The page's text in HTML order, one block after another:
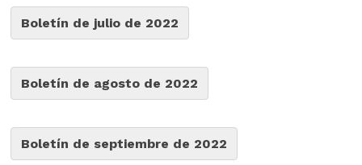
Boletín de julio de 2022
Boletín de agosto de 2022
Boletín de septiembre de 2022